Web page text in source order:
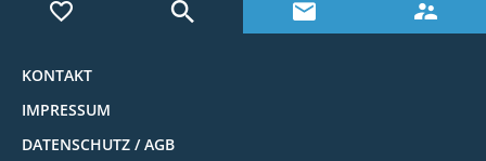
KONTAKT
IMPRESSUM
DATENSCHUTZ / AGB